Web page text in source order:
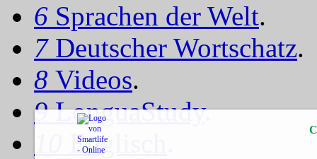
6 Sprachen der Welt.
7 Deutscher Wortschatz.
8 Videos.
9LonguaStudy.
Englisch